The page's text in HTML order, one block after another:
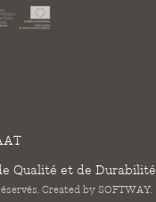
Qualité et de Durabilité
Created bySOFTWAY.